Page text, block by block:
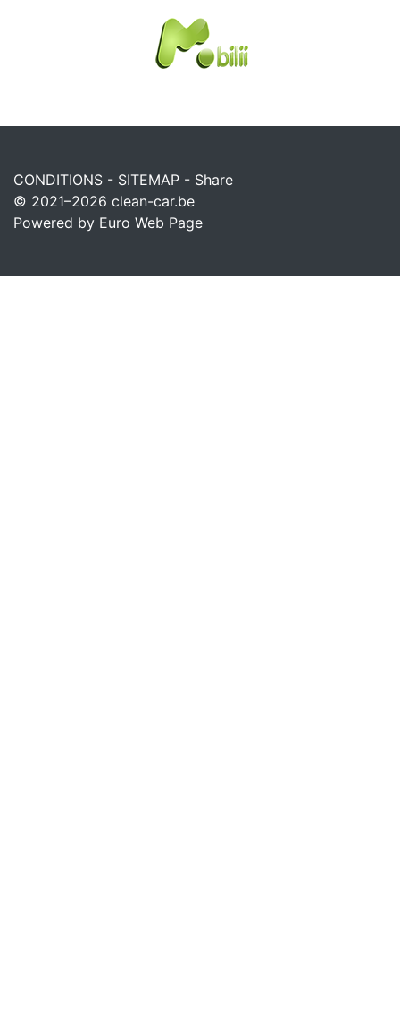
CONDITIONS - SITEMAP - Share
© 2021–2026 clean-car.be
Powered by Euro Web Page